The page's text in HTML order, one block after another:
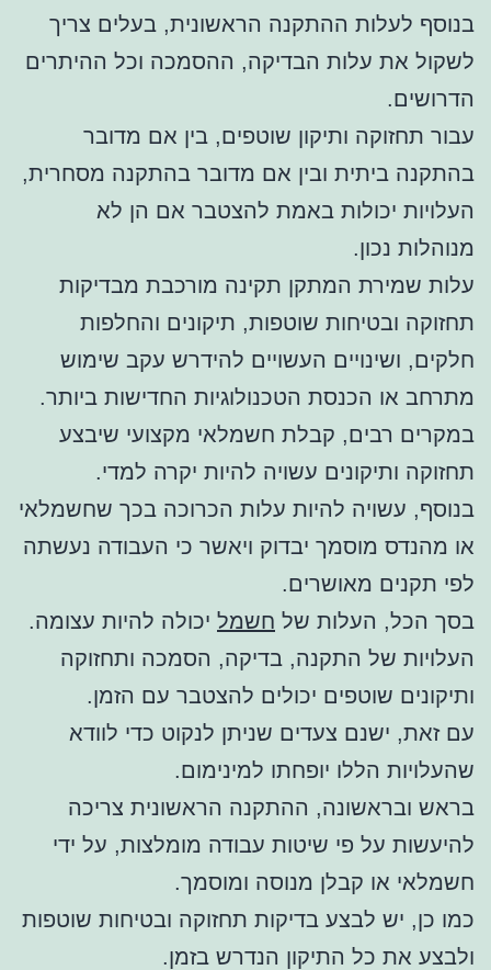
בנוסף לעלות ההתקנה הראשונית, בעלים צריך
לשקול את עלות הבדיקה, ההסמכה וכל ההיתרים
הדרושים.
עבור תחזוקה ותיקון שוטפים, בין אם מדובר
בהתקנה ביתית ובין אם מדובר בהתקנה מסחרית,
העלויות יכולות באמת להצטבר אם הן לא
מנוהלות נכון.
עלות שמירת המתקן תקינה מורכבת מבדיקות
תחזוקה ובטיחות שוטפות, תיקונים והחלפות
חלקים, ושינויים העשויים להידרש עקב שימוש
מתרחב או הכנסת הטכנולוגיות החדישות ביותר.
במקרים רבים, קבלת חשמלאי מקצועי שיבצע
תחזוקה ותיקונים עשויה להיות יקרה למדי.
בנוסף, עשויה להיות עלות הכרוכה בכך שחשמלאי
או מהנדס מוסמך יבדוק ויאשר כי העבודה נעשתה
לפי תקנים מאושרים.
בסך הכל, העלות של חשמל יכולה להיות עצומה.
העלויות של התקנה, בדיקה, הסמכה ותחזוקה
ותיקונים שוטפים יכולים להצטבר עם הזמן.
עם זאת, ישנם צעדים שניתן לנקוט כדי לוודא
שהעלויות הללו יופחתו למינימום.
בראש ובראשונה, ההתקנה הראשונית צריכה
להיעשות על פי שיטות עבודה מומלצות, על ידי
חשמלאי או קבלן מנוסה ומוסמך.
כמו כן, יש לבצע בדיקות תחזוקה ובטיחות שוטפות
ולבצע את כל התיקון הנדרש בזמן.